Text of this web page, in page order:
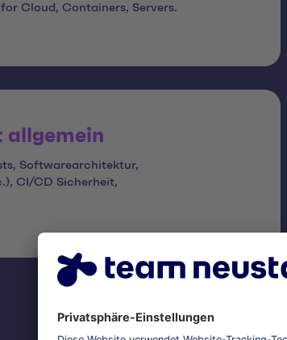
Cloud, Containers, Servers.
allgemein
Softwarearchitektur,
CI/CD Sicherheit,